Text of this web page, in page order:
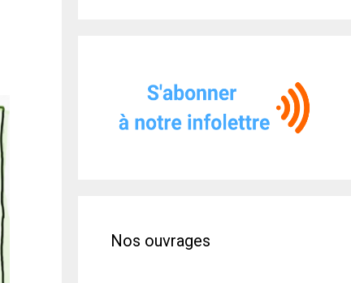
Nos ouvrages